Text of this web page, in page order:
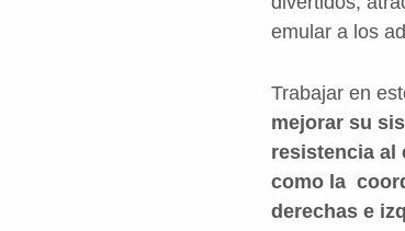
emular a los
Trabajar en
mejorar su
resistencia al
como la
derechas e